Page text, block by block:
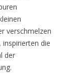
verschmelzen
die
der